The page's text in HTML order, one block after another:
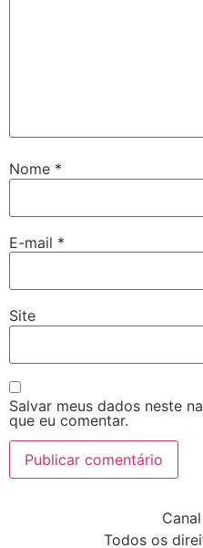
Nome *
E-mail *
Site
Salvar meus dados neste
que eu comentar.
Todos os